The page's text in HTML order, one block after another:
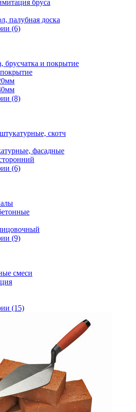
бруса
палубная доска
(6)
брусчатка и покрытие
(8)
скотч
фасадные
(6)
(9)
смеси
(15)